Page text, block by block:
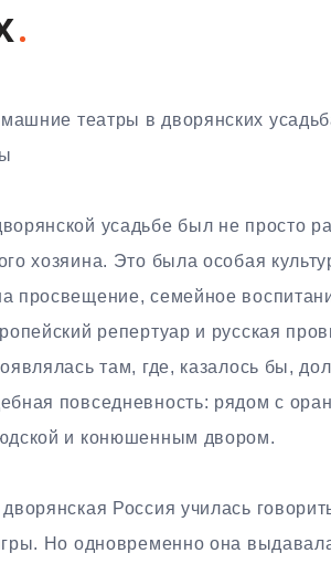
театры в дворянских
усадьбе был не просто
хозяина. Это была особая
просвещение, семейное
репертуар и русская
там, где, казалось бы,
повседневность: рядом с
и конюшенным двором.
Россия училась
Но одновременно она